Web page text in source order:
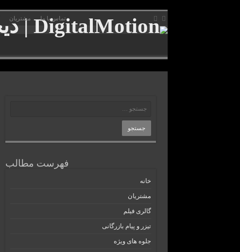
مشتریان تماس با ما
فهرست مطالب
خانه
مشتریان
گالری فیلم
تیزر و پیام بازرگانی
جلوه های ویژه